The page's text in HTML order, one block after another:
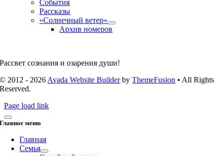
События
Рассказы
«Солнечный ветер»
Архив номеров
Рассвет сознания и озарения души!
© 2012 - 2026 Avada Website BuilderbyThemeFusion • All Rights
Reserved.
Page load link
Главное меню
Главная
Семья